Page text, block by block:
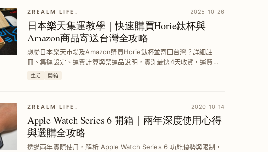
ZREALM LIFE. 2025-10-26
日本樂天集運教學｜快速購買Horie鈦杯與
Amazon商品寄送台灣全攻略
想從日本樂天市場及Amazon購買Horie鈦杯並寄回台灣？詳細註
冊、集運設定、運費計算與禁運品說明，實測最快4天收貨，運費省
錢技巧一次掌握，輕鬆避開購物與物流風險。
生活 開箱
ZREALM LIFE. 2020-10-14
Apple Watch Series 6 開箱｜兩年深度使用心得
與選購全攻略
透過兩年實際使用，解析 Apple Watch Series 6 功能優勢與限制，